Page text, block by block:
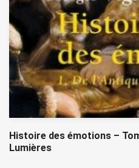
Histoire des émotions –
Lumières